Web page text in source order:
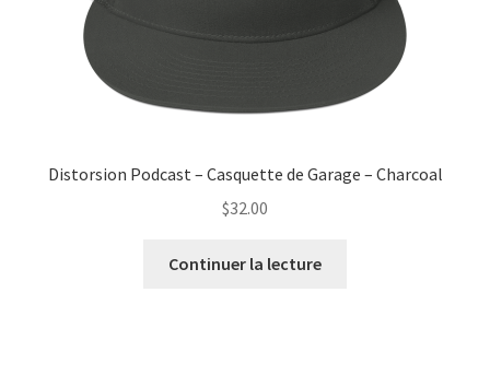
Distorsion Podcast – Casquette de Garage – Charcoal
$32.00
Continuer la lecture